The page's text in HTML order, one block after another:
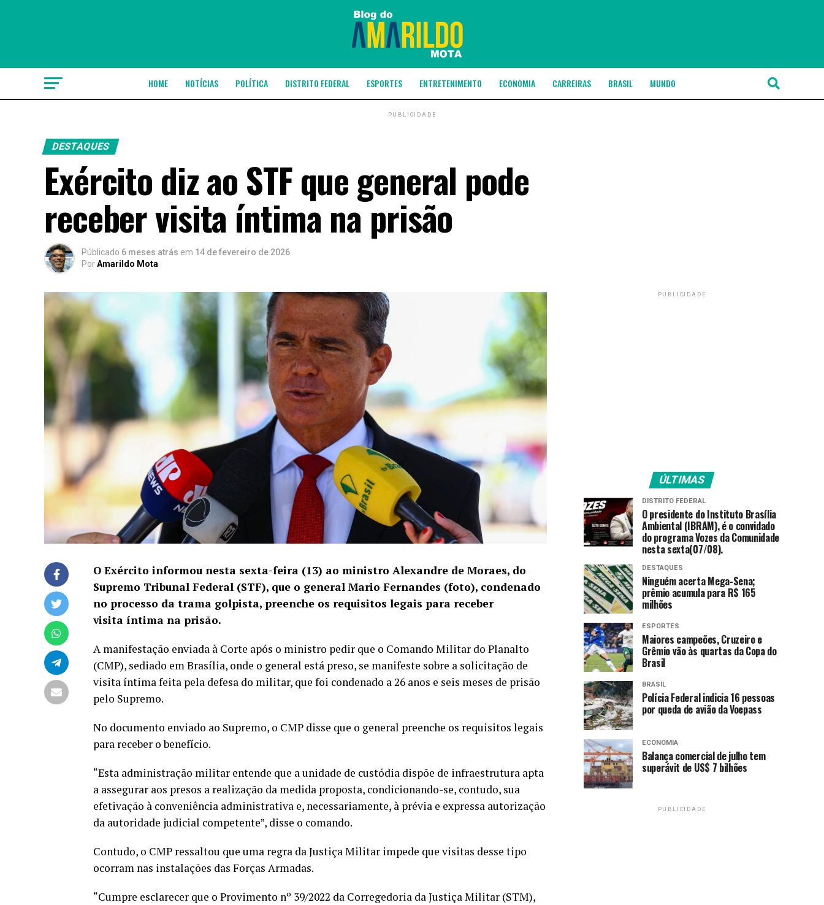
HOME NOTÍCIAS POLÍTICA DISTRITO FEDERAL ESPORTES ENTRETENIMENTO ECONOMIA CARREIRAS BRASIL MUNDO
PUBLICIDADE
DESTAQUES
Exército diz ao STF que general pode
receber visita íntima na prisão
Públicado 6 meses atrás em 14 de fevereiro de 2026
PorAmarildo Mota
O Exército informou nesta sexta-feira (13) ao ministro Alexandre de Moraes, do
Supremo Tribunal Federal (STF), que o general Mario Fernandes (foto), condenado
no processo da trama golpista, preenche os requisitos legais para receber
visita íntima na prisão.
A manifestação enviada à Corte após o ministro pedir que o Comando Militar do Planalto
(CMP), sediado em Brasília, onde o general está preso, se manifeste sobre a solicitação de
visita íntima feita pela defesa do militar, que foi condenado a 26 anos e seis meses de prisão
pelo Supremo.
No documento enviado ao Supremo, o CMP disse que o general preenche os requisitos legais
para receber o benefício.
“Esta administração militar entende que a unidade de custódia dispõe de infraestrutura apta
a assegurar aos presos a realização da medida proposta, condicionando-se, contudo, sua
efetivação à conveniência administrativa e, necessariamente, à prévia e expressa autorização
da autoridade judicial competente”, disse o comando.
Contudo, o CMP ressaltou que uma regra da Justiça Militar impede que visitas desse tipo
ocorram nas instalações das Forças Armadas.
“Cumpre esclarecer que o Provimento nº 39/2022 da Corregedoria da Justiça Militar (STM),
PUBLICIDADE
ÚLTIMAS
DISTRITO FEDERAL
O presidente do Instituto Brasília
Ambiental (IBRAM), é o convidado
do programa Vozes da Comunidade
nesta sexta(07/08).
DESTAQUES
Ninguém acerta Mega-Sena;
prêmio acumula para R$ 165
milhões
ESPORTES
Maiores campeões, Cruzeiro e
Grêmio vão às quartas da Copa do
Brasil
BRASIL
Polícia Federal indicia 16 pessoas
por queda de avião da Voepass
ECONOMIA
Balança comercial de julho tem
superávit de US$ 7 bilhões
PUBLICIDADE